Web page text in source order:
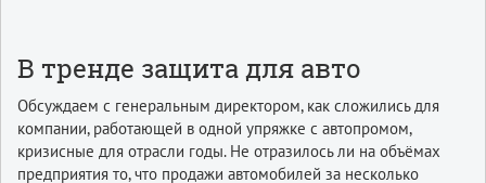
В тренде защита для авто
Обсуждаем с генеральным директором, как сложились для
компании, работающей в одной упряжке с автопромом,
кризисные для отрасли годы. Не отразилось ли на объёмах
предприятия то, что продажи автомобилей за несколько